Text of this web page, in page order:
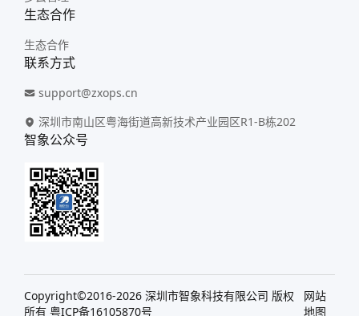
生态合作
生态合作
联系方式
support@zxops.cn
深圳市南山区粤海街道高新技术产业园区R1-B栋202
智象公众号
Copyright©2016-2026 深圳市智象科技有限公司 版权
所有 粤ICP备16105870号
网站
地图